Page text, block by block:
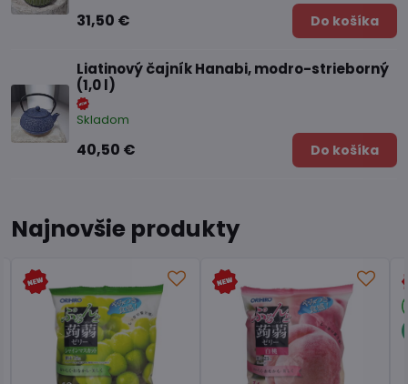
31,50 € Do košíka
Liatinový čajník Hanabi, modro-strieborný
(1,0 l)
Skladom
40,50 € Do košíka
Najnovšie produkty